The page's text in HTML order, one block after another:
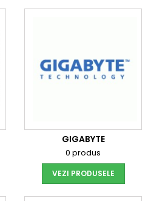
GIGABYTE
0 produs
VEZI PRODUSELE